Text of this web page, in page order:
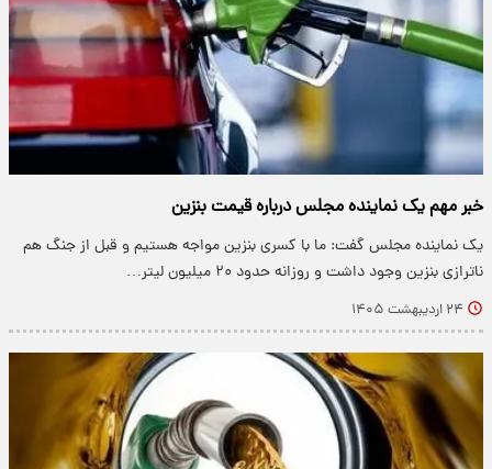
خبر مهم یک نماینده مجلس درباره قیمت بنزین
یک نماینده مجلس گفت: ما با کسری بنزین مواجه هستیم و قبل از جنگ هم
ناترازی بنزین وجود داشت و روزانه حدود ۲۰ میلیون لیتر…
۲۴ اردیبهشت ۱۴۰۵